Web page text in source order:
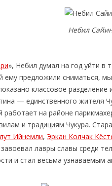
Небил
», Небил думал на год уйти в
ему предложили сниматься,
классовое
— единственного
на районе
и традициям Чукура.
Ийнемли, Эркан Колчак
лавры славы среди
и стал весьма узнаваемым